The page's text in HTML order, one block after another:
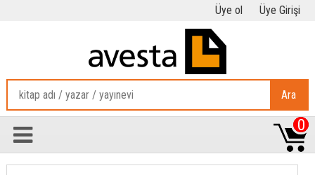
Üye ol Üye Girişi
Ara
0